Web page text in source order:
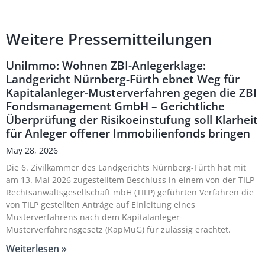
Weitere Pressemitteilungen
UniImmo: Wohnen ZBI-Anlegerklage:
Landgericht Nürnberg-Fürth ebnet Weg für
Kapitalanleger-Musterverfahren gegen die ZBI
Fondsmanagement GmbH – Gerichtliche
Überprüfung der Risikoeinstufung soll Klarheit
für Anleger offener Immobilienfonds bringen
May 28, 2026
Die 6. Zivilkammer des Landgerichts Nürnberg-Fürth hat mit
am 13. Mai 2026 zugestelltem Beschluss in einem von der TILP
Rechtsanwaltsgesellschaft mbH (TILP) geführten Verfahren die
von TILP gestellten Anträge auf Einleitung eines
Musterverfahrens nach dem Kapitalanleger-
Musterverfahrensgesetz (KapMuG) für zulässig erachtet.
Weiterlesen »